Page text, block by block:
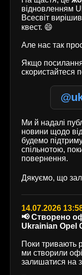
відновленням
Всесвіт
квест. 😄
Але нас так
Якщо
скористайтеся
Ми й надалі
новини щодо
будемо
спільнотою,
повернення.
Дякуємо, що
14.07.2026
📢 Створено
Ukrainian Opel
Поки тривають
ми створили
залишатися на